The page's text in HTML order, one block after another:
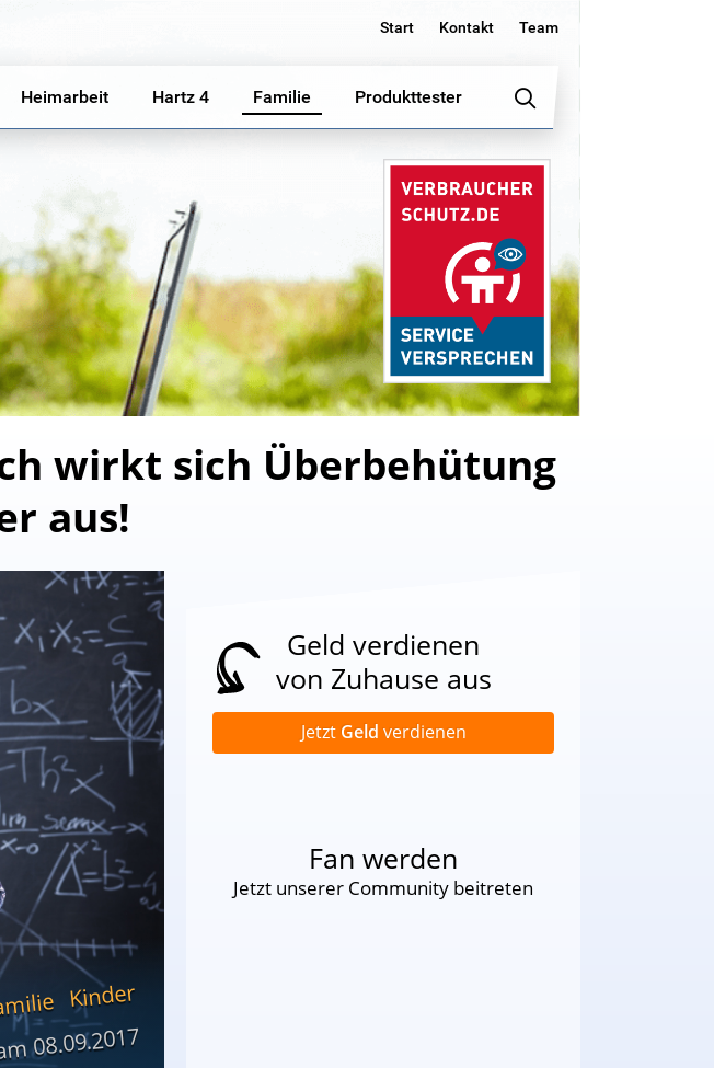
Start Kontakt Team
Heimarbeit Hartz 4 Familie Produkttester
wirkt sich Überbehütung
aus!
Kinder
08.09.2017
Geld verdienen
von Zuhause aus
Jetzt Geld verdienen
Fan werden
Jetzt unserer Community beitreten